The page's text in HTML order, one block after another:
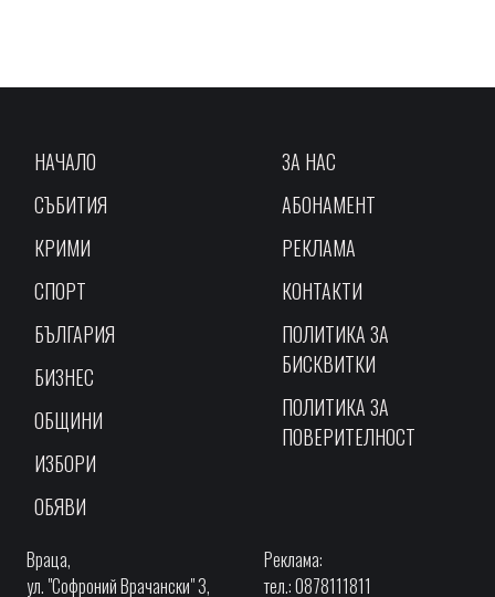
НАЧАЛО
СЪБИТИЯ
КРИМИ
СПОРТ
БЪЛГАРИЯ
БИЗНЕС
ОБЩИНИ
ИЗБОРИ
ОБЯВИ
ЗА НАС
АБОНАМЕНТ
РЕКЛАМА
КОНТАКТИ
ПОЛИТИКА ЗА
БИСКВИТКИ
ПОЛИТИКА ЗА
ПОВЕРИТЕЛНОСТ
Враца,
ул. "Софроний Врачански" 3,
Реклама:
тел.: 0878111811